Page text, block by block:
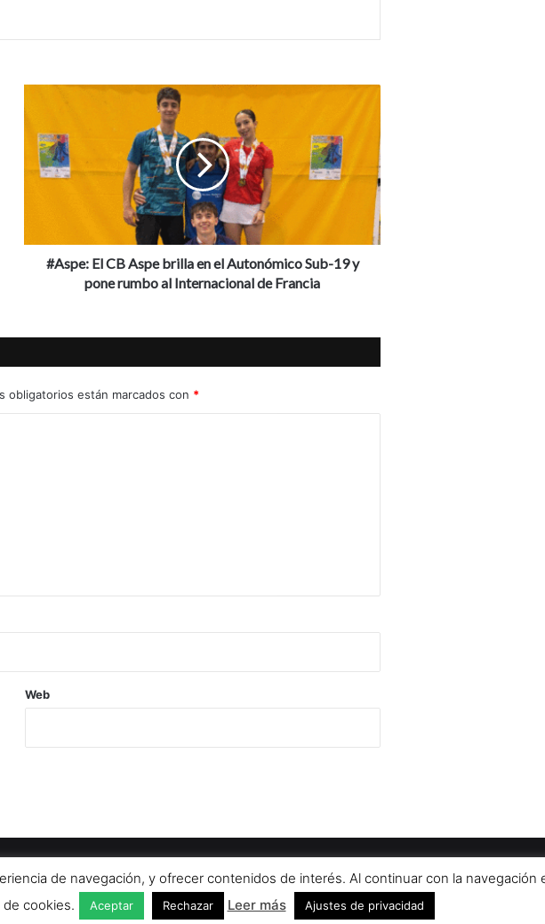
CB
Aspe
brilla
Sub-
al
Francia
#Aspe: El CB Aspe brilla en el Autonómico Sub-19 y
pone rumbo al Internacional de Francia
obligatorios están marcados con *
Web
Editorial Política de cookies Política de privacidad
de navegación, y ofrecer contenidos de interés. Al continuar con la
de cookies.
Aceptar Rechazar Leer más Ajustes de privacidad